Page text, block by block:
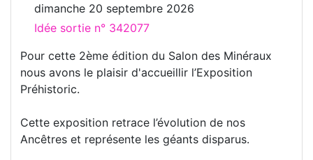
dimanche 20 septembre 2026
Idée sortie n° 342077
Pour cette 2ème édition du Salon des Minéraux
nous avons le plaisir d'accueillir l’Exposition
Préhistoric.
Cette exposition retrace l’évolution de nos
Ancêtres et représente les géants disparus.